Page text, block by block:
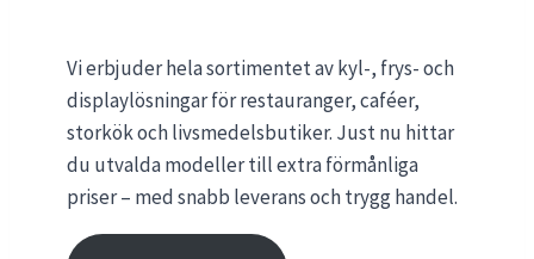
Vi erbjuder hela sortimentet av kyl-, frys- och
displaylösningar för restauranger, caféer,
storkök och livsmedelsbutiker. Just nu hittar
du utvalda modeller till extra förmånliga
priser – med snabb leverans och trygg handel.